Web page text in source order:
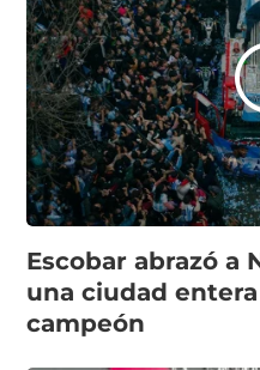
Escobar abrazó a
una ciudad
campeón